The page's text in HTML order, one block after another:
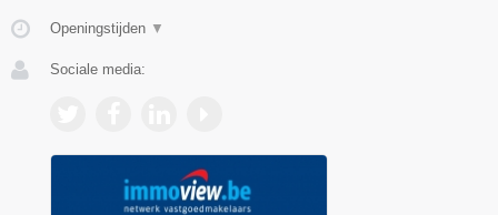
Openingstijden ▼
Sociale media: